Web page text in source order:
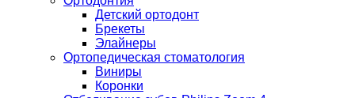
Детский ортодонт
Брекеты
Элайнеры
Ортопедическая стоматология
Виниры
Коронки